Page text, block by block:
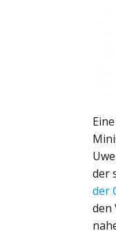
der
der
den